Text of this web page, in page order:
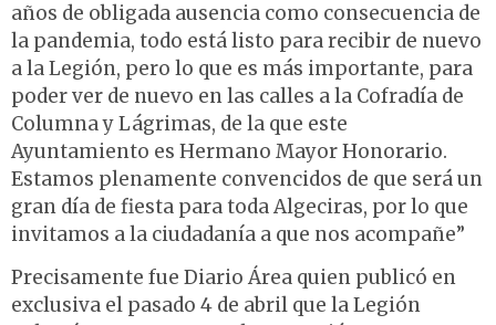
años de obligada ausencia como consecuencia de
la pandemia, todo está listo para recibir de nuevo
a la Legión, pero lo que es más importante, para
poder ver de nuevo en las calles a la Cofradía de
Columna y Lágrimas, de la que este
Ayuntamiento es Hermano Mayor Honorario.
Estamos plenamente convencidos de que será un
gran día de fiesta para toda Algeciras, por lo que
invitamos a la ciudadanía a que nos acompañe”
Precisamente fue Diario Área quien publicó en
exclusiva el pasado 4 de abril que la Legión